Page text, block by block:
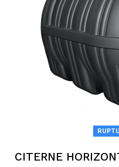
CITERNE